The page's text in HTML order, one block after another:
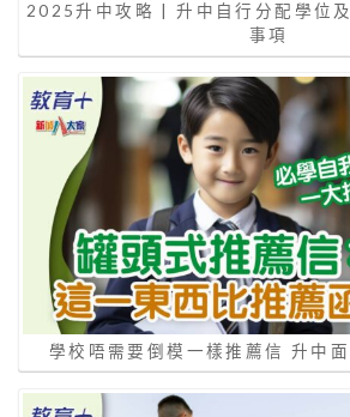
2025升中攻略 | 升中自行分配學位
事項
學校唔需要倒模一樣推薦信 升中